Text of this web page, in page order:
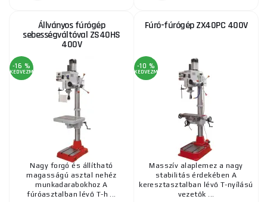
egyszerűbb alkalmazásokhoz és kisebb
munkakörnyezetekhez, míg az oszlopos vagy ipari fúrók
nagyobb igénybevételű feladatokhoz és nagyobb projektekhez.
Gépi fúrógépeink széles kínálatából, legyen az asztali vagy
oszlopos, biztosan mindenki az igényei és elképzelései szerint
választ. Kiválasztással, vásárlással vagy fizetéssel kapcsolatos
tanácsért ne habozzon kapcsolatba lépni velünk, szívesen
Állványos fúrógép
sebességváltóval ZS40HS
400V
-16 %
KEDVEZMÉNY
Nagy forgó és állítható
magasságú asztal nehéz
munkadarabokhoz A
fúróasztalban lévő T-h ...
Fúró-fúrógép ZX40PC 400V
-10 %
KEDVEZMÉNY
Masszív alaplemez a nagy
stabilitás érdekében A
keresztasztalban lévő T-nyílású
vezetők ...